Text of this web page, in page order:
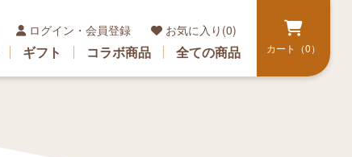
ログイン・会員登録 お気に入り(0)
ギフト コラボ商品 全ての商品 カート（0）